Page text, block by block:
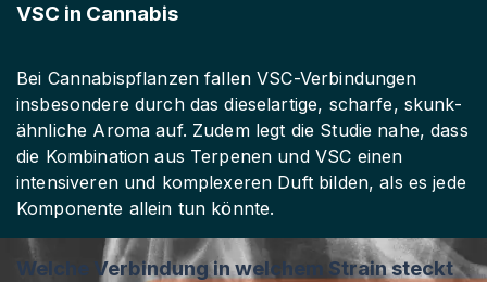
VSC in Cannabis
Bei Cannabispflanzen fallen VSC-Verbindungen
insbesondere durch das dieselartige, scharfe, skunk-
ähnliche Aroma auf. Zudem legt die Studie nahe, dass
die Kombination aus Terpenen und VSC einen
intensiveren und komplexeren Duft bilden, als es jede
Komponente allein tun könnte.
Welche Verbindung in welchem Strain steckt